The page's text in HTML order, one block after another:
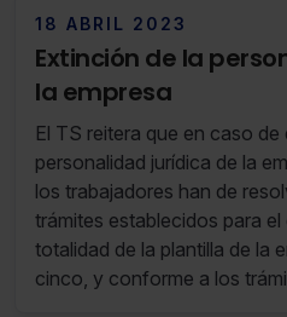
18 ABRIL 2023
Extinción de la
la empresa
El TS reitera que en caso
personalidad jurídica de la
los trabajadores han de
trámites establecidos para
totalidad de la plantilla de la
cinco, y conforme a los